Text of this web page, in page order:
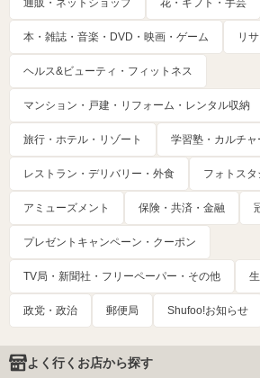
本・雑誌・音楽・DVD・映画・ゲーム リ
ヘルス&ビューティ・フィットネス
マンション・戸建・リフォーム・レンタル収納
旅行・ホテル・リゾート 学習塾・カルチ
レストラン・デリバリー・外食 フォトス
アミューズメント 保険・共済・金融
プレゼントキャンペーン・クーポン
TV局・新聞社・フリーペーパー・その他
政党・政治 郵便局 Shufoo!お知らせ
よく行くお店から探す